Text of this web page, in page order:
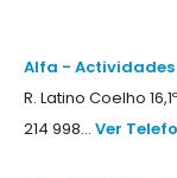
Alfa - Actividades
R. Latino Coelho
214 998... Ver